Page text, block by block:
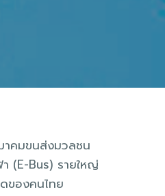
าคมขนส่งมวลชน
(E-Bus) รายใหญ่
ของคนไทย